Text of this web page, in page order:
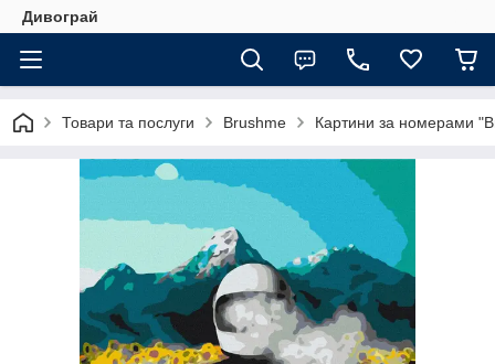
Дивограй
Товари та послуги Brushme Картини за номерами